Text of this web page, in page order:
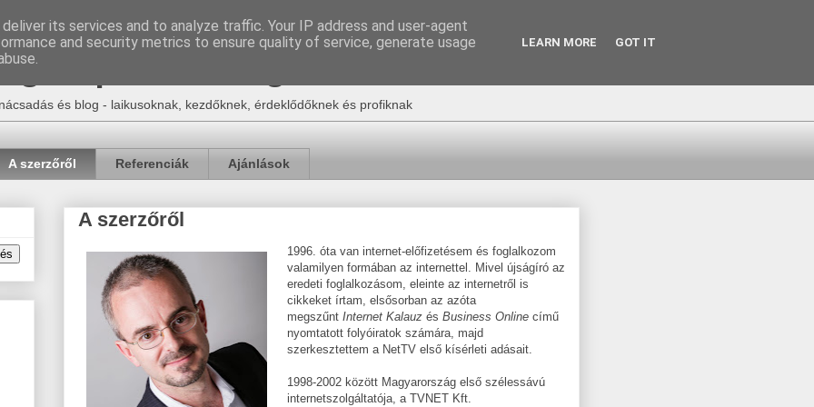
| e-ker blog
és blog - laikusoknak, kezdőknek, érdeklődőknek és profiknak
A szerzőről Referenciák Ajánlások
A szerzőről
1996. óta van internet-előfizetésem és foglalkozom
valamilyen formában az internettel. Mivel újságíró az
eredeti foglalkozásom, eleinte az internetről is
cikkeket írtam, elsősorban az azóta
megszűnt Internet Kalauz és Business Online című
nyomtatott folyóiratok számára, majd
szerkesztettem a NetTV első kísérleti adásait.
1998-2002 között Magyarország első szélessávú
internetszolgáltatója, a TVNET Kft.
its services and to analyze traffic. Your IP address and user-agent
and security metrics to ensure quality of service, generate usage
LEARN MORE GOT IT